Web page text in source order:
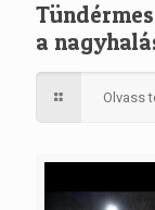
a
Olvass